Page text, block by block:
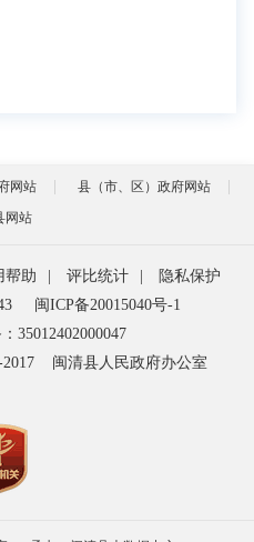
网站
县（市、区）政府网站
网站
帮助 评比统计
隐私保护
闽ICP备20015040号-1
35012402000047
闽清县人民政府办公室